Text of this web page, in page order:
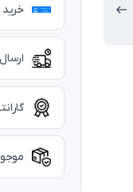
خرید 4 قسطه اسنپ پی